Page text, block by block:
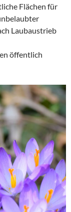
Flächen für
Laubaustrieb
öffentlich